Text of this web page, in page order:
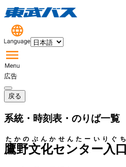
広告
戻る
系統・時刻表・のりば一覧
鷹野文化センター入口
たかのぶんかせんたーいりぐち